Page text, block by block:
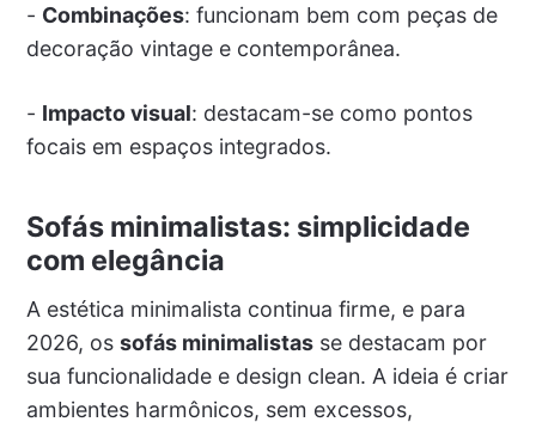
- Combinações: funcionam bem com peças de
decoração vintage e contemporânea.
- Impacto visual: destacam-se como pontos
focais em espaços integrados.
Sofás minimalistas: simplicidade
com elegância
A estética minimalista continua firme, e para
2026, os sofás minimalistasse destacam por
sua funcionalidade e design clean. A ideia é criar
ambientes harmônicos, sem excessos,